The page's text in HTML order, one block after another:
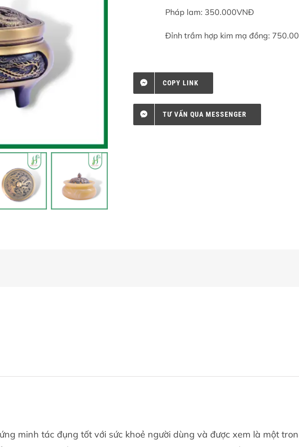
Pháp lam: 350.000VNĐ
Đỉnh trầm hợp kim mạ đồng:
COPY LINK
TƯ VẤN QUA MESSENGER
minh tác đụng tốt với sức khoẻ người dùng và được xem là một